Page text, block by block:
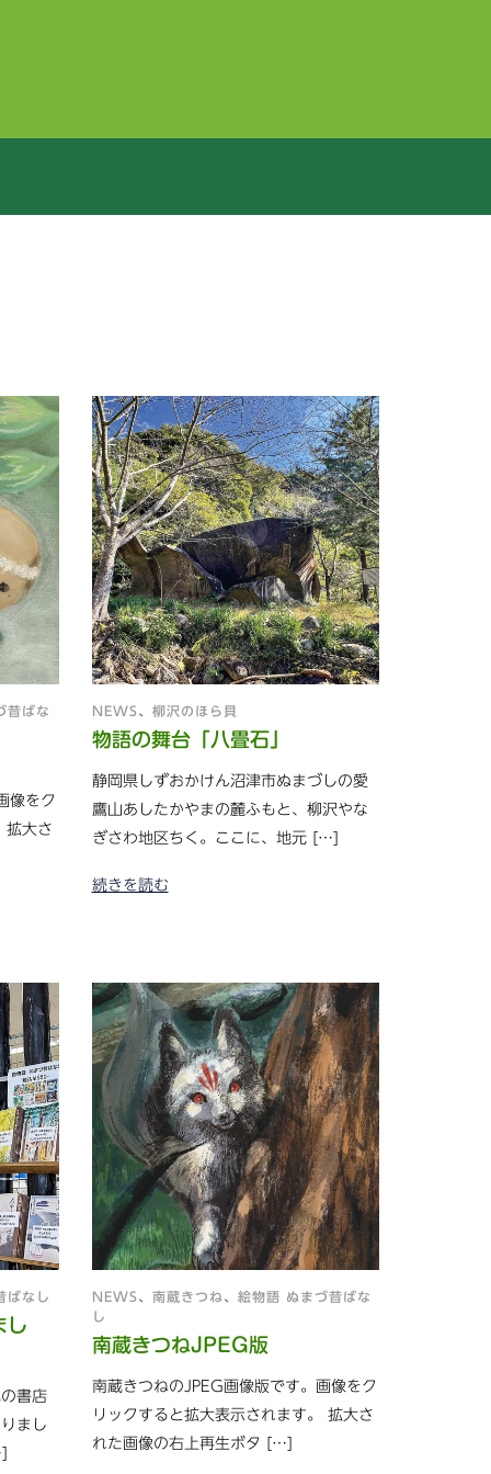
昔ばな
像をク
拡大さ
NEWS、 柳沢のほら貝
物語の舞台「八畳石」
静岡県しずおかけん沼津市ぬまづしの愛
鷹山あしたかやまの麓ふもと、柳沢やな
ぎさわ地区ちく。ここに、地元 […]
続きを読む
ばなし
し
書店
まし
NEWS、 南蔵きつね 、 絵物語 ぬまづ昔ばな
し
南蔵きつねJPEG版
南蔵きつねのJPEG画像版です。画像をク
リックすると拡大表示されます。 拡大さ
れた画像の右上再生ボタ […]